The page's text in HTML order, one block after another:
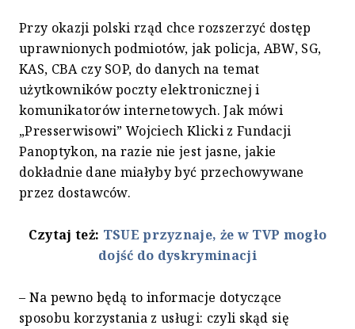
Przy okazji polski rząd chce rozszerzyć dostęp
uprawnionych podmiotów, jak policja, ABW, SG,
KAS, CBA czy SOP, do danych na temat
użytkowników poczty elektronicznej i
komunikatorów internetowych. Jak mówi
„Presserwisowi” Wojciech Klicki z Fundacji
Panoptykon, na razie nie jest jasne, jakie
dokładnie dane miałyby być przechowywane
przez dostawców.
Czytaj też: TSUE przyznaje, że w TVP mogło
dojść do dyskryminacji
– Na pewno będą to informacje dotyczące
sposobu korzystania z usługi: czyli skąd się